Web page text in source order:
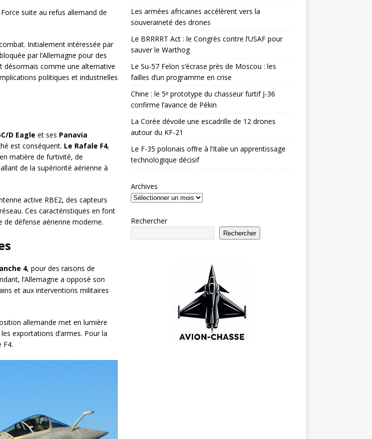
suite au refus allemand de
Initialement intéressée par
par l’Allemagne pour des
désormais comme une alternative
politiques et industrielles
D Eagle et ses Panavia
est conséquent. Le Rafale F4,
matière de furtivité, de
de la supériorité aérienne à
active RBE2, des capteurs
Ces caractéristiques en font
de défense aérienne moderne.
4, pour des raisons de
l’Allemagne a opposé son
et aux interventions militaires
allemande met en lumière
exportations d’armes. Pour la
F4.
Les armées africaines accélèrent vers la
souveraineté des drones
Le BRRRRT Act : le Congrès contre l’USAF pour
sauver le Warthog
Le Su-57 Felon s’écrase près de Moscou : les
failles d’un programme en crise
Chine : le 5ᵉ prototype du chasseur furtif J-36
confirme l’avance de Pékin
La Corée dévoile une escadrille de 12 drones
autour du KF-21
Le F-35 polonais offre à l’Italie un apprentissage
technologique décisif
Archives
Rechercher
Rechercher